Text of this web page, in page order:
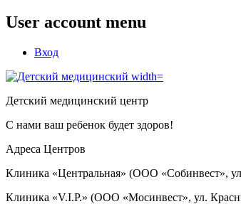
User account menu
Вход
Детский медицинский центр
С нами ваш ребенок будет здоров!
Адреса Центров
Клиника «Центральная» (ООО «Собинвест»,
Клиника «V.I.P.» (ООО «Мосинвест», ул.